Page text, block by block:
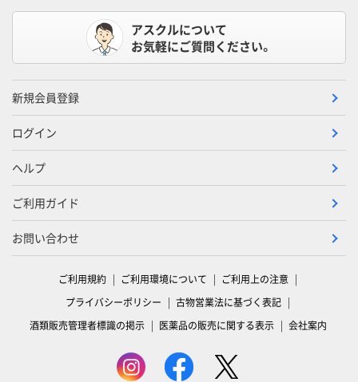
アスクルについて
お気軽にご質問ください。
新規会員登録
ログイン
ヘルプ
ご利用ガイド
お問い合わせ
ご利用規約 ご利用環境について
ご利用上の注意
プライバシーポリシー
古物営業法に基づく表記
酒類販売管理者標識の掲示
医薬品の販売に関する表示 会社案内